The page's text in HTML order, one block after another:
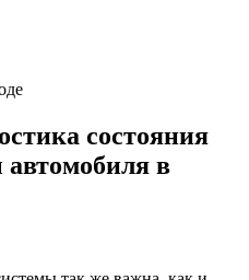
состояния
в